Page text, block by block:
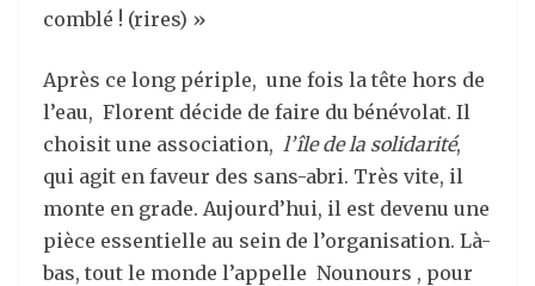
comblé ! (rires) »
Après ce long périple, une fois la tête hors de
l’eau, Florent décide de faire du bénévolat. Il
choisit une association, l’île de la solidarité,
qui agit en faveur des sans-abri. Très vite, il
monte en grade. Aujourd’hui, il est devenu une
pièce essentielle au sein de l’organisation. Là-
bas, tout le monde l’appelle Nounours , pour